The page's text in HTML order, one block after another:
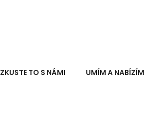
ZKUSTE TO S NÁMI UMÍM A NABÍZÍM